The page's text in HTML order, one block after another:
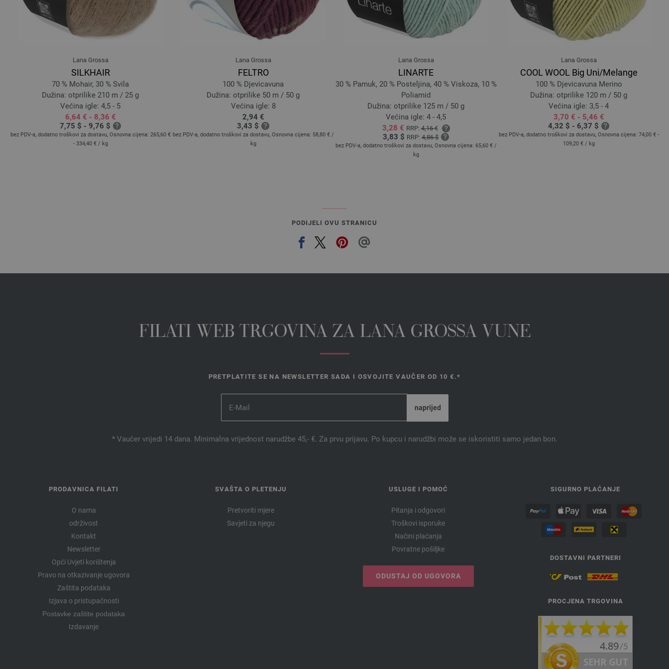
Lana Grossa
SILKHAIR
70 % Mohair, 30 % Svila
Dužina: otprilike 210 m / 25 g
Većina igle: 4,5 - 5
6,64 € - 8,36 €
7,75 $ - 9,76 $
bez PDV-a, dodatno troškovi za dostavu, Osnovna cijena: 265,60 €
- 334,40 € / kg
Lana Grossa
FELTRO
100 % Djevicavuna
Dužina: otprilike 50 m / 50 g
Većina igle: 8
2,94 €
3,43 $
bez PDV-a, dodatno troškovi za dostavu, Osnovna cijena: 58,80 € /
kg
Lana Grossa
LINARTE
30 % Pamuk, 20 % Posteljina, 40 % Viskoza, 10 %
Poliamid
Dužina: otprilike 125 m / 50 g
Većina igle: 4 - 4,5
3,28 € RRP:4,16 €
3,83 $ RRP: 4,86 $
bez PDV-a, dodatno troškovi za dostavu, Osnovna cijena: 65,60 € /
kg
Lana Grossa
COOL WOOL Big Uni/Melange
100 % Djevicavuna Merino
Dužina: otprilike 120 m / 50 g
Većina igle: 3,5 - 4
3,70 € - 5,46 €
4,32 $ - 6,37 $
bez PDV-a, dodatno troškovi za dostavu, Osnovna cijena: 74,00 € -
109,20 € / kg
PODIJELI OVU STRANICU
FILATI WEB TRGOVINA ZA LANA GROSSA VUNE
PRETPLATITE SE NA NEWSLETTER SADA I OSVOJITE VAUČER OD 10 €.*
* Vaučer vrijedi 14 dana. Minimalna vrijednost narudžbe 45,- €. Za prvu prijavu. Po kupcu i narudžbi može se iskoristiti samo jedan bon.
PRODAVNICA FILATI
O nama
održivost
Kontakt
Newsletter
Opći Uvjeti korištenja
Pravo na otkazivanje ugovora
Zaštita podataka
Izjava o pristupačnosti
Postavke zaštite podataka
Izdavanje
SVAŠTA O PLETENJU
Pretvoriti mjere
Savjeti za njegu
USLUGE I POMOĆ
Pitanja i odgovori
Troškovi isporuke
Načini plaćanja
Povratne pošiljke
ODUSTAJ OD UGOVORA
SIGURNO PLAĆANJE
DOSTAVNI PARTNERI
PROCJENA TRGOVINA